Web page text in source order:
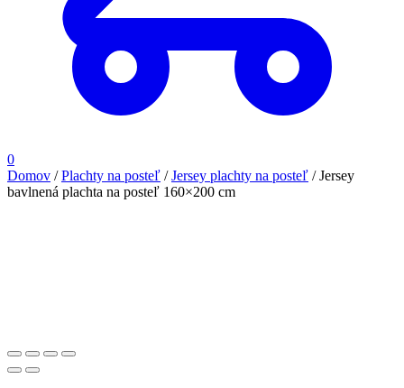
0
Domov /Plachty na posteľ /Jersey plachty na posteľ /Jersey
bavlnená plachta na posteľ 160×200 cm